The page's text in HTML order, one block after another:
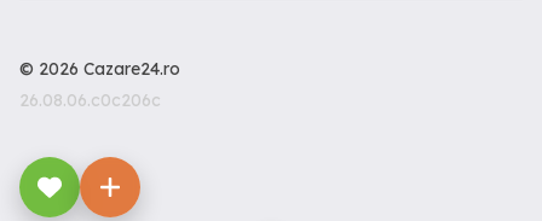
© 2026 Cazare24.ro
26.08.06.c0c206c